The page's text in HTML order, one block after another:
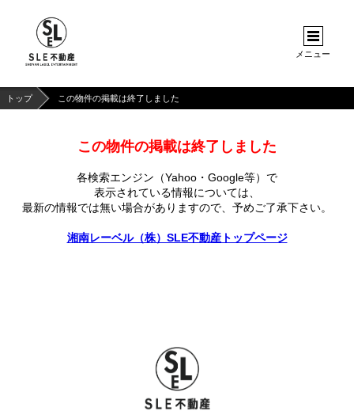
メニュー
トップ この物件の掲載は終了しました
この物件の掲載は終了しました
各検索エンジン（Yahoo・Google等）で
表示されている情報については、
最新の情報では無い場合がありますので、 予めご了承下さい。
湘南レーベル（株）SLE不動産トップページ